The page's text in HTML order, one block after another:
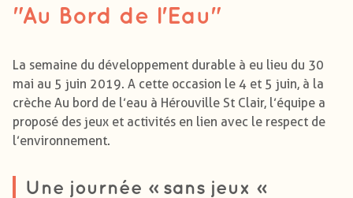
"Au Bord de l'Eau"
La semaine du développement durable à eu lieu du 30
mai au 5 juin 2019. A cette occasion le 4 et 5 juin, à la
crèche Au bord de l’eau à Hérouville St Clair, l’équipe a
proposé des jeux et activités en lien avec le respect de
l’environnement.
Une journée « sans jeux »